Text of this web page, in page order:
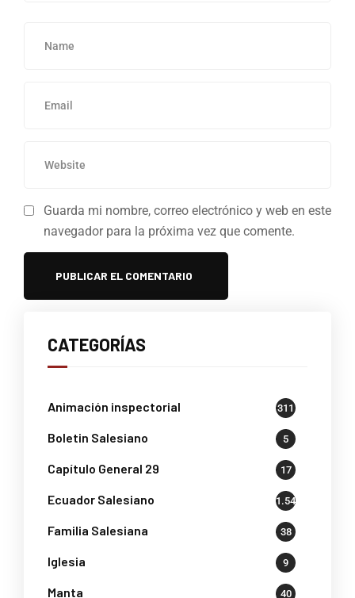
Guarda mi nombre, correo electrónico y web en este
navegador para la próxima vez que comente.
CATEGORÍAS
Animación inspectorial 311
Boletin Salesiano 5
Capítulo General 29 17
Ecuador Salesiano 1.541
Familia Salesiana 38
Iglesia 9
Manta 40